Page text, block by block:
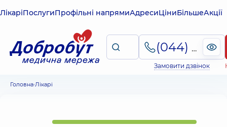
ЛікаріПослугиПрофільні напрямиАдресиЦіниБільшеАкції
(044) 495-2-888
Замовити дзвінок
Головна Лікарі